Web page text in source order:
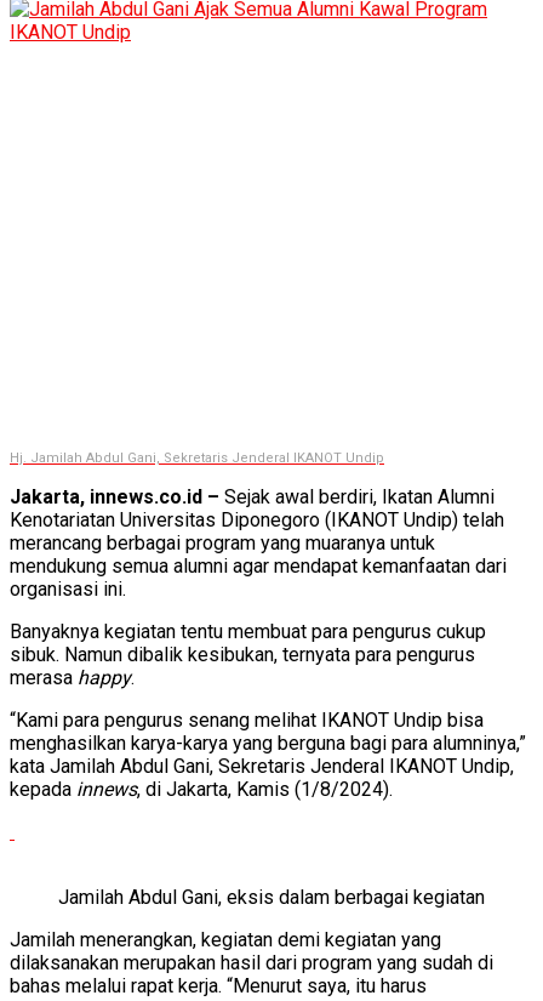
Hj. Jamilah Abdul Gani, Sekretaris Jenderal IKANOT Undip
Jakarta, innews.co.id – Sejak awal berdiri, Ikatan Alumni
Kenotariatan Universitas Diponegoro (IKANOT Undip) telah
merancang berbagai program yang muaranya untuk
mendukung semua alumni agar mendapat kemanfaatan dari
organisasi ini.
Banyaknya kegiatan tentu membuat para pengurus cukup
sibuk. Namun dibalik kesibukan, ternyata para pengurus
merasa happy.
“Kami para pengurus senang melihat IKANOT Undip bisa
menghasilkan karya-karya yang berguna bagi para alumninya,”
kata Jamilah Abdul Gani, Sekretaris Jenderal IKANOT Undip,
kepada innews, di Jakarta, Kamis (1/8/2024).
Jamilah Abdul Gani, eksis dalam berbagai kegiatan
Jamilah menerangkan, kegiatan demi kegiatan yang
dilaksanakan merupakan hasil dari program yang sudah di
bahas melalui rapat kerja. “Menurut saya, itu harus